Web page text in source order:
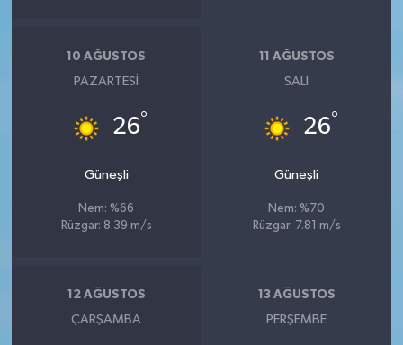
10 AĞUSTOS
PAZARTESI
26°
Güneşli
Nem: %66
Rüzgar: 8.39 m/s
11 AĞUSTOS
SALI
26°
Güneşli
Nem: %70
Rüzgar: 7.81 m/s
12 AĞUSTOS
ÇARŞAMBA
13 AĞUSTOS
PERŞEMBE